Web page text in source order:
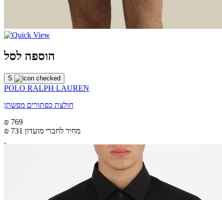
הוספה לסל
S
POLO RALPH LAUREN
חולצת כפתורים מפשתן
₪ 769
₪ 731 מחיר לחברי מועדון